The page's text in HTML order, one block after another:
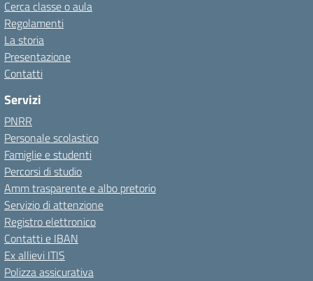
Cerca classe o aula
Regolamenti
La storia
Presentazione
Contatti
Servizi
PNRR
Personale scolastico
Famiglie e studenti
Percorsi di studio
Amm trasparente e albo pretorio
Servizio di attenzione
Registro elettronico
Contatti e IBAN
Ex allievi ITIS
Polizza assicurativa